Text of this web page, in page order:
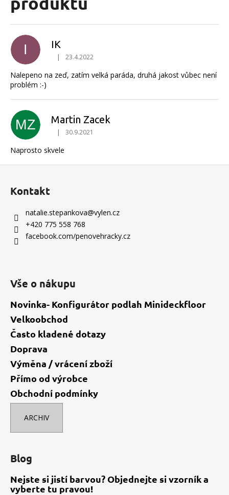
I IK
Hodnocení produktu je 5 z 5 hvězdiček.
| 23.4.2022
Nalepeno na zeď, zatím velká paráda, druhá jakost vůbec není
problém :-)
MZ Martin Zacek
Hodnocení produktu je 5 z 5 hvězdiček.
| 30.9.2021
Naprosto skvele
Kontakt
natalie.stepankova@vylen.cz
+420 775 558 768
facebook.com/penovehracky.cz
Vše o nákupu
Novinka- Konfigurátor podlah Minideckfloor
Velkoobchod
Často kladené dotazy
Doprava
Výměna / vrácení zboží
Přímo od výrobce
Obchodní podmínky
ARCHIV
Blog
Nejste si jistí barvou? Objednejte si vzorník a
vyberte tu pravou!